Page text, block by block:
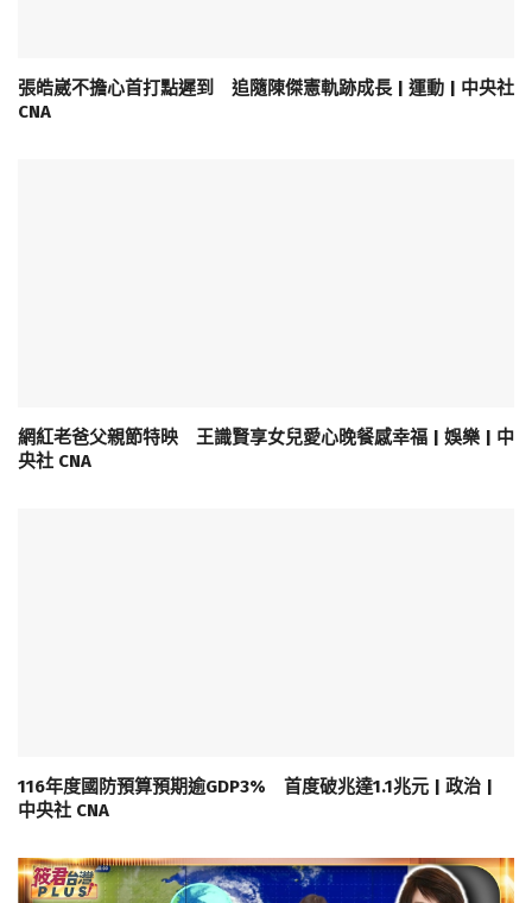
張皓崴不擔心首打點遲到 追隨陳傑憲軌跡成長 | 運動 | 中央社
CNA
網紅老爸父親節特映 王識賢享女兒愛心晚餐感幸福 | 娛樂 | 中
央社 CNA
116年度國防預算預期逾GDP3% 首度破兆達1.1兆元 | 政治 |
中央社 CNA